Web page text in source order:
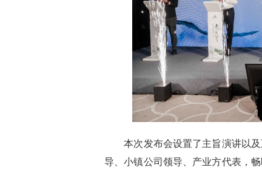
本次发布会设置了主旨演讲以
导、小镇公司领导、产业方代表，